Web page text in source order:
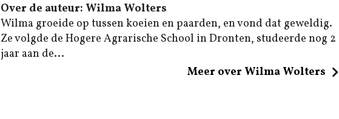
Over de auteur: Wilma Wolters
Wilma groeide op tussen koeien en paarden, en vond dat geweldig.
Ze volgde de Hogere Agrarische School in Dronten, studeerde nog 2
jaar aan de...
Meer over Wilma Wolters